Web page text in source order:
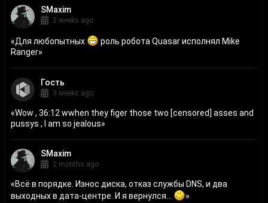
«Для любопытных
роль робота Quasar исполнял Mike
Ranger»
SMaxim
2 weeks ago
«Wow , 36:12 wwhen they figer those two [censored] asses and
pussys , I am so jealous»
Гость
3 weeks ago
«Всё в порядке. Износ диска, отказ службы DNS, и два
выходных в дата-центре. И я вернулся...
»
SMaxim
2 months ago